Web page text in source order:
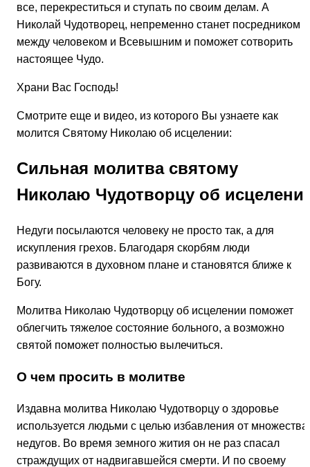
все, перекреститься и ступать по своим делам. А
Николай Чудотворец, непременно станет посредником
между человеком и Всевышним и поможет сотворить
настоящее Чудо.
Храни Вас Господь!
Смотрите еще и видео, из которого Вы узнаете как
молится Святому Николаю об исцелении:
Сильная молитва святому
Николаю Чудотворцу об
Недуги посылаются человеку не просто так, а для
искупления грехов. Благодаря скорбям люди
развиваются в духовном плане и становятся ближе к
Богу.
Молитва Николаю Чудотворцу об исцелении поможет
облегчить тяжелое состояние больного, а возможно
святой поможет полностью вылечиться.
О чем просить в молитве
Издавна молитва Николаю Чудотворцу о здоровье
используется людьми с целью избавления от множества
недугов. Во время земного жития он не раз спасал
страждущих от надвигавшейся смерти. И по своему